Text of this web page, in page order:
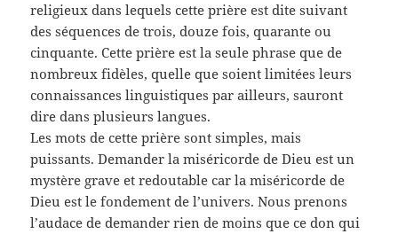
religieux dans lequels cette prière est dite suivant
des séquences de trois, douze fois, quarante ou
cinquante. Cette prière est la seule phrase que de
nombreux fidèles, quelle que soient limitées leurs
connaissances linguistiques par ailleurs, sauront
dire dans plusieurs langues.
Les mots de cette prière sont simples, mais
puissants. Demander la miséricorde de Dieu est un
mystère grave et redoutable car la miséricorde de
Dieu est le fondement de l’univers. Nous prenons
l’audace de demander rien de moins que ce don qui